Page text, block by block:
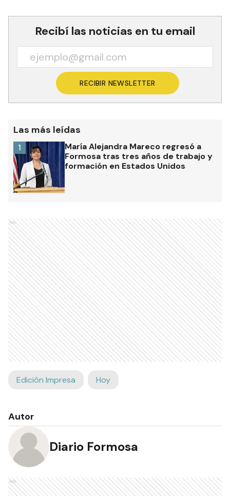
Recibí las noticias en tu email
RECIBIR NEWSLETTER
Las más leídas
María Alejandra Mareco regresó a
Formosa tras tres años de trabajo y
formación en Estados Unidos
1
Ads
Edición Impresa Hoy
Autor
Diario Formosa
Ads